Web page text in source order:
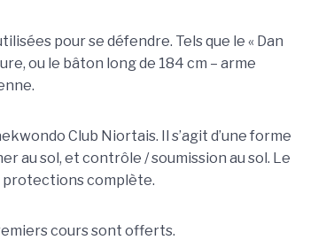
pour se défendre. Tels que le « Dan
ou le bâton long de 184 cm – arme
Club Niortais. Il s’agit d’une forme
au sol, et contrôle / soumission au sol. Le
protections complète.
cours sont offerts.